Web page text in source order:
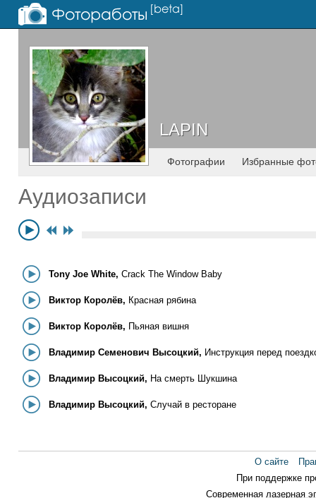
LAPIN
LAPIN
Фотографии Избранные
Аудиозаписи
Tony Joe White, Crack The Window Baby
Виктор Королёв, Красная рябина
Виктор Королёв, Пьяная вишня
Владимир Семенович Высоцкий, Инструкция перед поездкой за рубеж, или
Владимир Высоцкий, На смерть Шукшина
Владимир Высоцкий, Случай в ресторане
О сайте
При поддержке
Современная лазерная